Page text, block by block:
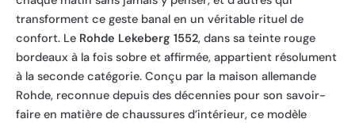
transforment ce geste banal en un véritable rituel de
confort. Le Rohde Lekeberg 1552, dans sa teinte rouge
bordeaux à la fois sobre et affirmée, appartient résolument
à la seconde catégorie. Conçu par la maison allemande
Rohde, reconnue depuis des décennies pour son savoir-
faire en matière de chaussures d’intérieur, ce modèle